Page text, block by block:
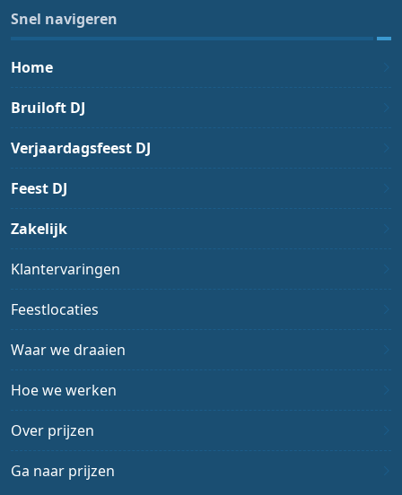
Snel navigeren
Home
Bruiloft DJ
Verjaardagsfeest DJ
Feest DJ
Zakelijk
Klantervaringen
Feestlocaties
Waar we draaien
Hoe we werken
Over prijzen
Ga naar prijzen